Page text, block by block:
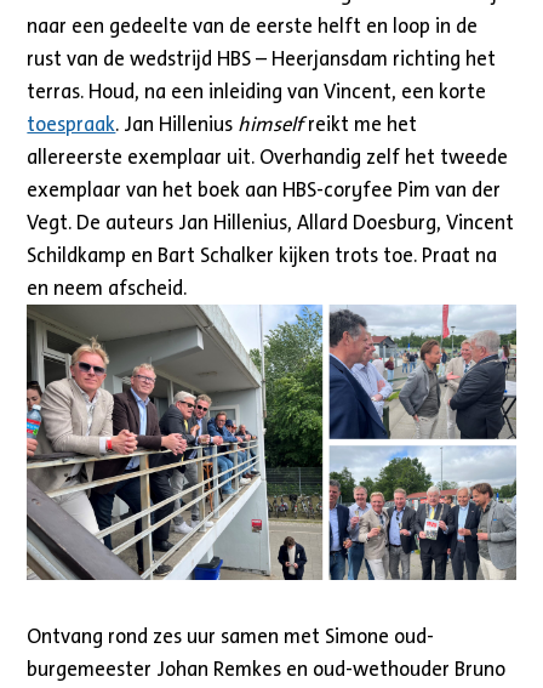
naar een gedeelte van de eerste helft en loop in de
rust van de wedstrijd HBS – Heerjansdam richting het
terras. Houd, na een inleiding van Vincent, een korte
toespraak. Jan Hillenius himselfreikt me het
allereerste exemplaar uit. Overhandig zelf het tweede
exemplaar van het boek aan HBS-coryfee Pim van der
Vegt. De auteurs Jan Hillenius, Allard Doesburg, Vincent
Schildkamp en Bart Schalker kijken trots toe. Praat na
en neem afscheid.
Ontvang rond zes uur samen met Simone oud-
burgemeester Johan Remkes en oud-wethouder Bruno